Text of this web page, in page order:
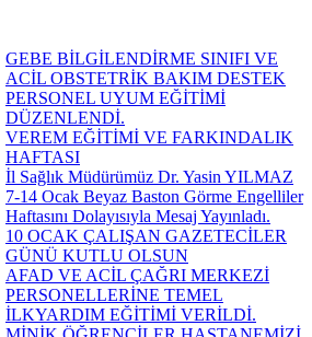
GEBE BİLGİLENDİRME SINIFI VE
ACİL OBSTETRİK BAKIM DESTEK
PERSONEL UYUM EĞİTİMİ
DÜZENLENDİ.
VEREM EĞİTİMİ VE FARKINDALIK
HAFTASI
İl Sağlık Müdürümüz Dr. Yasin YILMAZ
7-14 Ocak Beyaz Baston Görme Engelliler
Haftasını Dolayısıyla Mesaj Yayınladı.
10 OCAK ÇALIŞAN GAZETECİLER
GÜNÜ KUTLU OLSUN
AFAD VE ACİL ÇAĞRI MERKEZİ
PERSONELLERİNE TEMEL
İLKYARDIM EĞİTİMİ VERİLDİ.